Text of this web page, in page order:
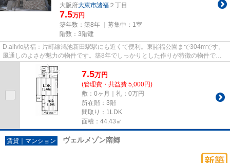
大阪府大東市諸福 ２丁目
7.5万円
築年数：築8年 ｜募集中： 1室
階数：3階建
D.alivio諸福：片町線鴻池新田駅駅にも近くて便利。東諸福公園まで304mです。
風通しのよさが魅力の物件です。築8年でしっかりとした作りが特徴の物件で
す。住都エステートでは片町線鴻...
7.5万円
(管理費・共益費 5,000円)
敷：0ヶ月｜礼：0万円
所在階：3階
間取り：1LDK
面積：44.43㎡
賃貸｜マンション ヴェルメゾン南郷